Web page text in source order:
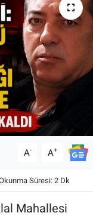
A- A+
Süresi: 2 Dk
Mahallesi